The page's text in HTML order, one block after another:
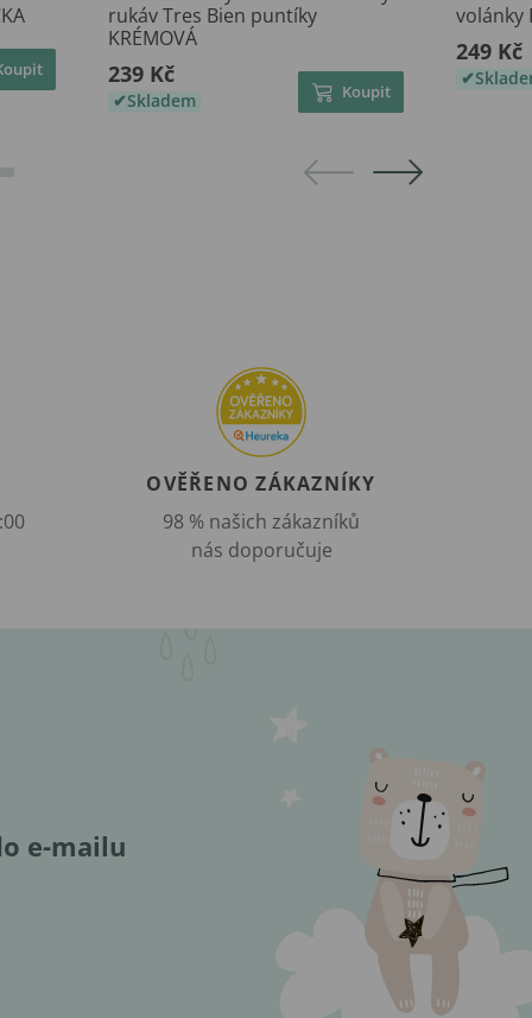
rukáv Tres Bien puntíky
KRÉMOVÁ
239 Kč
Skladem Koupit
volánky
249 Kč
OVĚŘENO ZÁKAZNÍKY
98 % našich zákazníků
nás doporučuje
e-mailu